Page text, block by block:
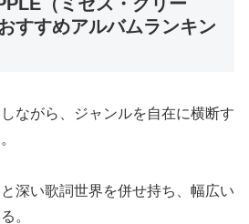
すすめアルバムランキン
ながら、ジャンルを自在に横断す
深い歌詞世界を併せ持ち、幅広い
。